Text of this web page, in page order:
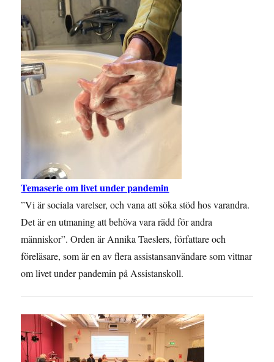
Temaserie om livet under pandemin
”Vi är sociala varelser, och vana att söka stöd hos varandra.
Det är en utmaning att behöva vara rädd för andra
människor”. Orden är Annika Taeslers, författare och
föreläsare, som är en av flera assistansanvändare som vittnar
om livet under pandemin på Assistanskoll.